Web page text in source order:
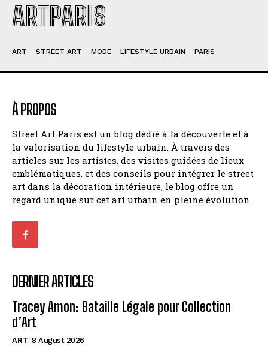
ARTPARIS
ART STREET ART MODE LIFESTYLE URBAIN PARIS
À PROPOS
Street Art Paris est un blog dédié à la découverte et à
la valorisation du lifestyle urbain. À travers des
articles sur les artistes, des visites guidées de lieux
emblématiques, et des conseils pour intégrer le street
art dans la décoration intérieure, le blog offre un
regard unique sur cet art urbain en pleine évolution.
DERNIER ARTICLES
Tracey Amon: Bataille Légale pour Collection
d’Art
ART 8 August 2026